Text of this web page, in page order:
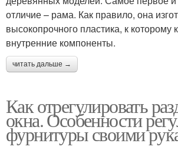
отличие – рама. Как правило, она
высокопрочного пластика, к которому
внутренние компоненты.
читать дальше →
Как отрегулировать
окна. Особенности
фурнитуры своими